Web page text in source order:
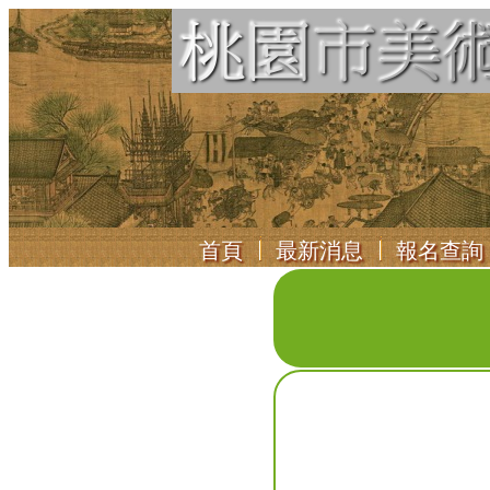
首頁 最新消息 報名查